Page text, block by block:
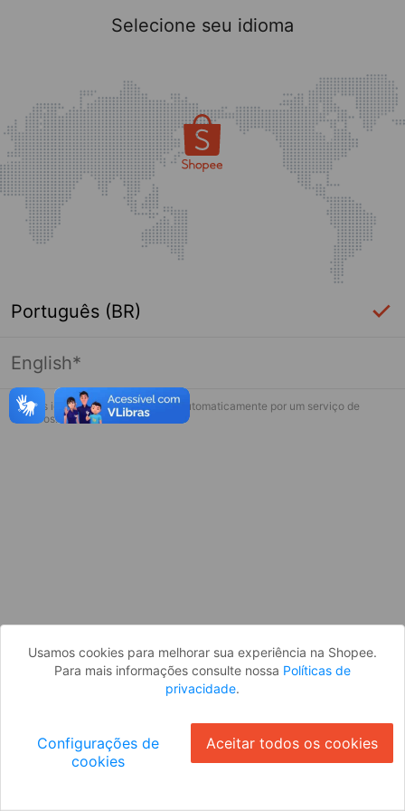
Página indisponível
Desculpe, algo deu errado. Faça login
Selecione seu idioma
Português (BR)
English*
* Esses idiomas serão traduzidos automaticamente por um serviço de
terceiros.
Usamos cookies para melhorar sua experiência na Shopee.
Para mais informações consulte nossa Políticas de
privacidade.
Configurações de
cookies
Aceitar todos os cookies